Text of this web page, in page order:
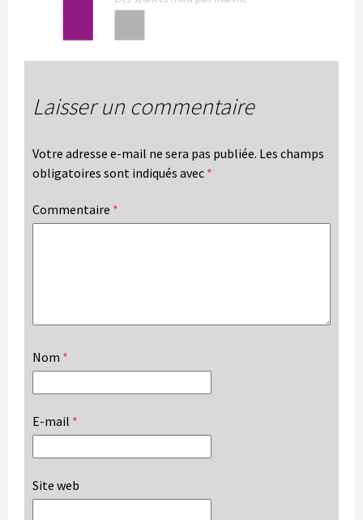
Laisser un commentaire
Votre adresse e-mail ne sera pas publiée. Les champs
obligatoires sont indiqués avec *
Commentaire *
Nom *
E-mail *
Site web